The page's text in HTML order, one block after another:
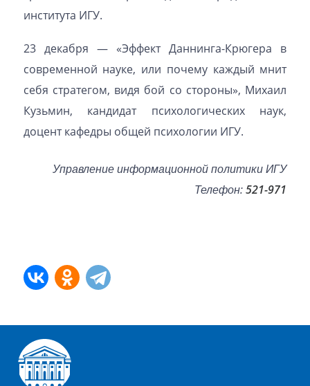
института ИГУ.
23 декабря — «Эффект Даннинга-Крюгера в
современной науке, или почему каждый мнит
себя стратегом, видя бой со стороны», Михаил
Кузьмин, кандидат психологических наук,
доцент кафедры общей психологии ИГУ.
Управление информационной политики ИГУ
Телефон:521-971